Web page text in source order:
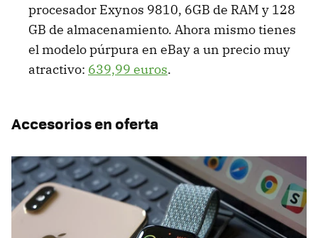
procesador Exynos 9810, 6GB de RAM y 128
GB de almacenamiento. Ahora mismo tienes
el modelo púrpura en eBay a un precio muy
atractivo: 639,99 euros.
Accesorios en oferta